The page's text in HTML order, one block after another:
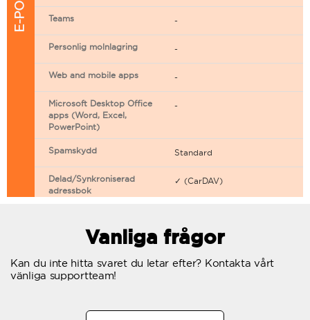
Teams -
Personlig molnlagring -
Web and mobile apps -
Microsoft Desktop Office
apps (Word, Excel,
PowerPoint)
-
Spamskydd Standard
Delad/Synkroniserad
adressbok
✓ (CarDAV)
Vidarebefordring av e-post
Vanliga frågor
Kan du inte hitta svaret du letar efter? Kontakta vårt
vänliga supportteam!